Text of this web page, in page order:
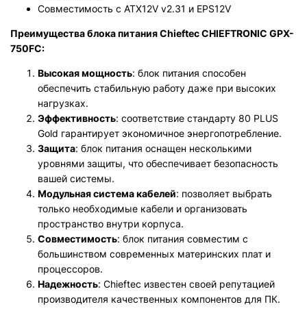
Совместимость с ATX12V v2.31 и EPS12V
Преимущества блока питания Chieftec CHIEFTRONIC GPX-
750FC:
Высокая мощность: блок питания способен
обеспечить стабильную работу даже при высоких
нагрузках.
Эффективность: соответствие стандарту 80 PLUS
Gold гарантирует экономичное энергопотребление.
Защита: блок питания оснащен несколькими
уровнями защиты, что обеспечивает безопасность
вашей системы.
Модульная система кабелей: позволяет выбрать
только необходимые кабели и организовать
пространство внутри корпуса.
Совместимость: блок питания совместим с
большинством современных материнских плат и
процессоров.
Надежность: Chieftec известен своей репутацией
производителя качественных компонентов для ПК.